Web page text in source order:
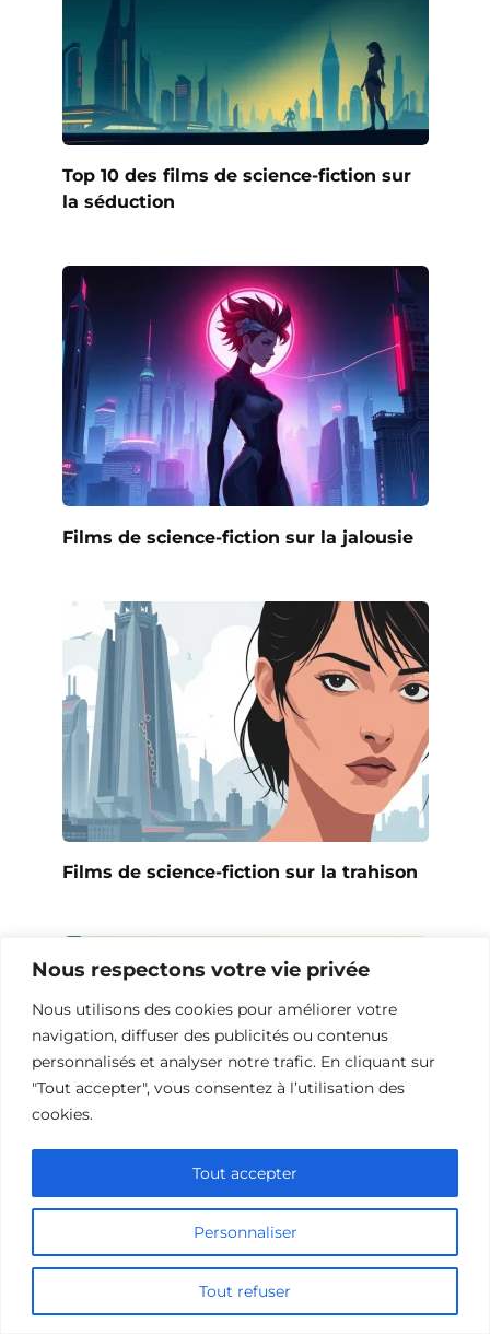
Nous respectons votre vie privée
Nous utilisons des cookies pour améliorer votre
navigation, diffuser des publicités ou contenus
personnalisés et analyser notre trafic. En cliquant sur
"Tout accepter", vous consentez à l’utilisation des
cookies.
Personnaliser
Tout refuser
Tout accepter
Top 10 des films de science-fiction sur
la séduction
Films de science-fiction sur la jalousie
Films de science-fiction sur la trahison
Films de science-fiction sur l’infidélité